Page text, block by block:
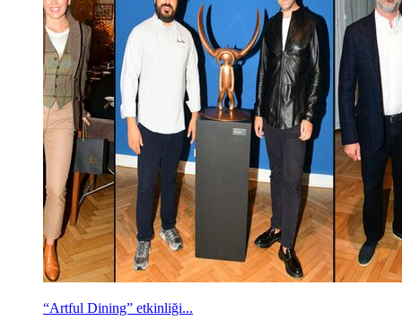
“Artful Dining” etkinliği...